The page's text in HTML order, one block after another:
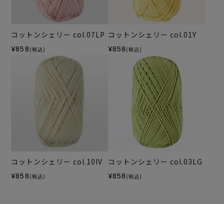
コットンシェリー col.07LP
¥858 (税込)
コットンシェリー col.01Y
¥858 (税込)
コットンシェリー col.10IV
¥858 (税込)
コットンシェリー col.03LG
¥858 (税込)